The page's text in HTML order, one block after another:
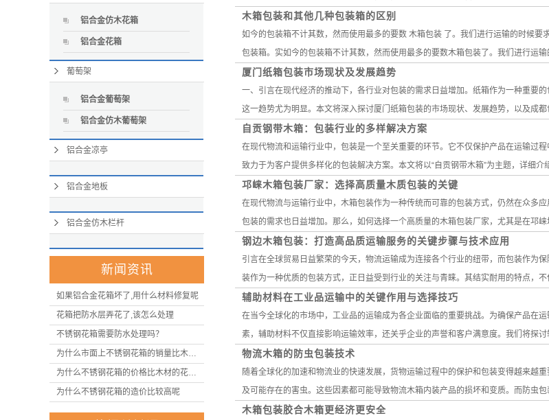
铝合金仿木花箱
铝合金花箱
葡萄架
铝合金葡萄架
铝合金仿木葡萄架
铝合金凉亭
铝合金地板
铝合金仿木栏杆
新闻资讯
如果铝合金花箱坏了,用什么材料修复呢
花箱把防水层弄花了,该怎么处理
不锈钢花箱需要防水处理吗？
为什么市面上不锈钢花箱的销量比木材花箱的少呢
为什么不锈钢花箱的价格比木材的花箱高呢
为什么不锈钢花箱的造价比较高呢
木箱包装和其他几种包装箱的区别
如今的包装箱不计其数，然而使用最多的要数 木箱包装 了。我们进行运输的时候
包装箱。实如今的包装箱不计其数，然而使用最多的要数木箱包装了。我们进行运
厦门纸箱包装市场现状及发展趋势
一、引言在现代经济的推动下，各行业对包装的需求日益增加。纸箱作为一种重要
这一趋势尤为明显。本文将深入探讨厦门纸箱包装的市场现状、发展趋势，以及成
自贡钢带木箱：包装行业的多样解决方案
在现代物流和运输行业中，包装是一个至关重要的环节。它不仅保护产品在运输过
致力于为客户提供多样化的包装解决方案。本文将以“自贡钢带木箱”为主题，详细介
邛崃木箱包装厂家：选择高质量木质包装的关键
在现代物流与运输行业中，木箱包装作为一种传统而可靠的包装方式，仍然在众多
包装的需求也日益增加。那么，如何选择一个高质量的木箱包装厂家，尤其是在邛
钢边木箱包装：打造高品质运输服务的关键步骤与技术应用
引言在全球贸易日益繁荣的今天，物流运输成为连接各个行业的纽带，而包装作为
装作为一种优质的包装方式，正日益受到行业的关注与青睐。其结实耐用的特点，
辅助材料在工业品运输中的关键作用与选择技巧
在当今全球化的市场中，工业品的运输成为各企业面临的重要挑战。为确保产品在
素，辅助材料不仅直接影响运输效率，还关乎企业的声誉和客户满意度。我们将探
物流木箱的防虫包装技术
随着全球化的加速和物流业的快速发展，货物运输过程中的保护和包装变得越来越
及可能存在的害虫。这些因素都可能导致物流木箱内装产品的损坏和变质。而防虫
木箱包装胶合木箱更经济更安全